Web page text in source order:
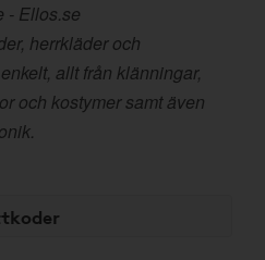
- Ellos.se
herrkläder och
allt från klänningar,
och kostymer samt även